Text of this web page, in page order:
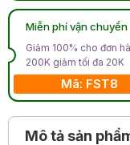
Miễn phí vận chuyển
Giảm 100% cho đơn
200K giảm tối đa 20K
Mã: FST8
Mô tả sản